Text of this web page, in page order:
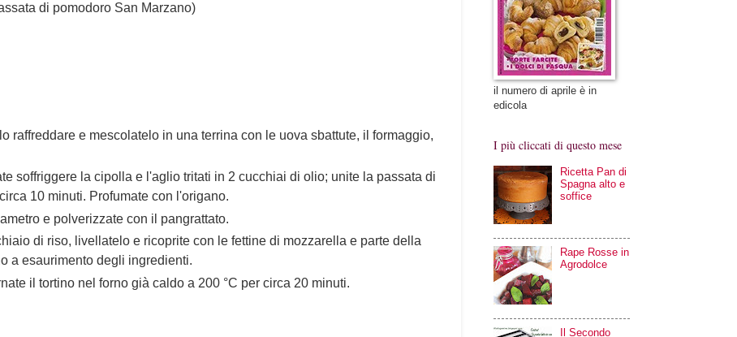
di pomodoro San Marzano)
raffreddare e mescolatelo in una terrina con le uova sbattute, il formaggio,
soffriggere la cipolla e l'aglio tritati in 2 cucchiai di olio; unite la passata di
10 minuti. Profumate con l'origano.
e polverizzate con il pangrattato.
di riso, livellatelo e ricoprite con le fettine di mozzarella e parte della
a esaurimento degli ingredienti.
il tortino nel forno già caldo a 200 °C per circa 20 minuti.
il numero di aprile è in
edicola
I più cliccati di questo mese
Ricetta Pan di
Spagna alto e
soffice
Rape Rosse in
Agrodolce
Il Secondo